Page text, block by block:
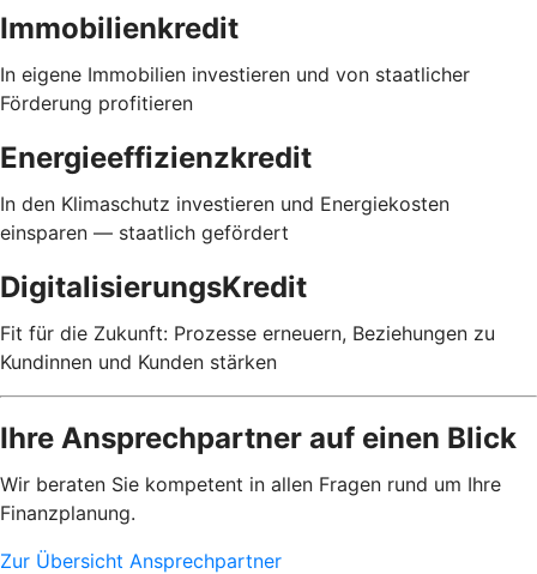
Immobilienkredit
In eigene Immobilien investieren und von staatlicher
Förderung profitieren
Energieeffizienzkredit
In den Klimaschutz investieren und Energiekosten
einsparen — staatlich gefördert
DigitalisierungsKredit
Fit für die Zukunft: Prozesse erneuern, Beziehungen zu
Kundinnen und Kunden stärken
Ihre Ansprechpartner auf einen Blick
Wir beraten Sie kompetent in allen Fragen rund um Ihre
Finanzplanung.
Zur Übersicht Ansprechpartner